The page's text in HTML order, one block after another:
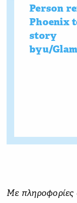
Person
Phoenix
story
byu/
Με